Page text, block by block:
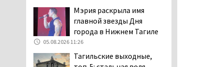
05.08.2026 17:59
Директора уральского
предприятия по
«Упырь» подорвали в автомобиле
Мэрия раскрыла имя
главной звезды Дня
города в Нижнем Тагиле
05.08.2026 11:26
Тагильские выходные,